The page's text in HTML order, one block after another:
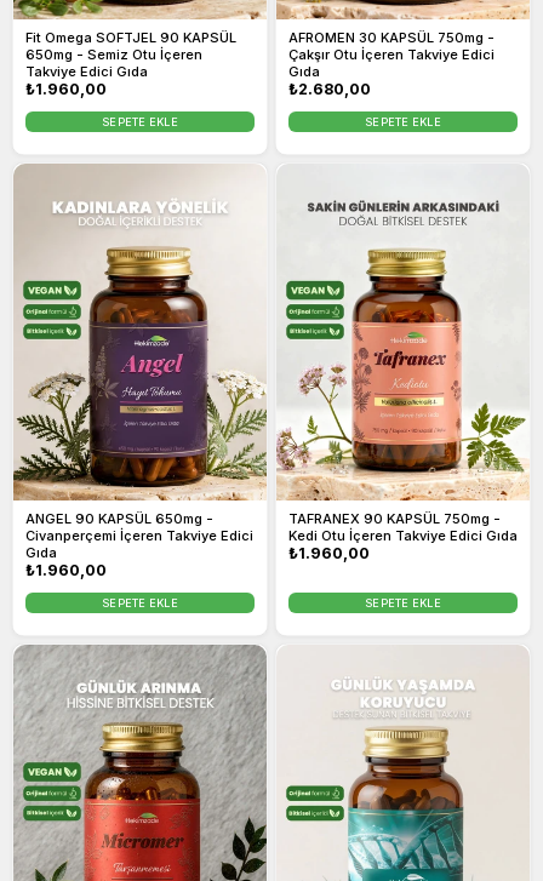
Fit Omega SOFTJEL 90 KAPSÜL
650mg - Semiz Otu İçeren
Takviye Edici Gıda
Normal
fiyat
₺1.960,00
SEPETE EKLE
AFROMEN 30 KAPSÜL 750mg -
Çakşır Otu İçeren Takviye Edici
Gıda
Normal
fiyat
₺2.680,00
SEPETE EKLE
ANGEL 90 KAPSÜL 650mg -
Civanperçemi İçeren Takviye Edici
Gıda
Normal
fiyat
₺1.960,00
SEPETE EKLE
TAFRANEX 90 KAPSÜL 750mg -
Kedi Otu İçeren Takviye Edici Gıda
Normal
₺1.960,00
SEPETE EKLE